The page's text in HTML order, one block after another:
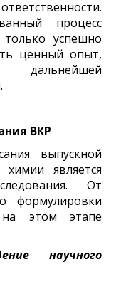
процесс
успешно
ценный опыт,
ВКР
выпускной
является
От
формулировки
этом этапе
научного